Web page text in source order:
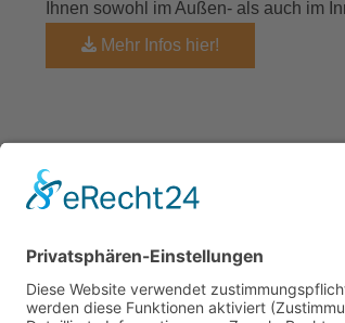
Ihnen sowohl im Außen- als auch im
Mehr Infos hier!
Rudolf-Diesel-Str. 17
025 95 - 387 13 71